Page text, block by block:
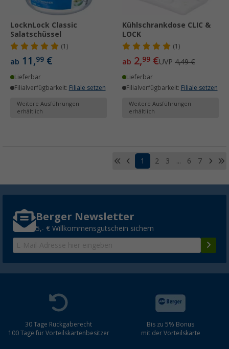
LocknLock Classic
Salatschüssel
(1)
ab 11,99 €
Lieferbar
Filialverfügbarkeit: Filiale setzen
Weitere Ausführungen
erhältlich
Kühlschrankdose CLIC &
LOCK
(1)
ab 2,99 €UVP 4,49 €
Lieferbar
Filialverfügbarkeit: Filiale setzen
Weitere Ausführungen
erhältlich
1 2 3 ... 6 7
Berger Newsletter
5,- € Willkommensgutschein sichern
30 Tage Rückgaberecht
100 Tage für Vorteilskartenbesitzer
Bis zu 5% Bonus
mit der Vorteilskarte